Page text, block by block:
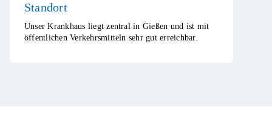
Standort
Unser Krankhaus liegt zentral in Gießen und ist mit
öffentlichen Verkehrsmitteln sehr gut erreichbar.​